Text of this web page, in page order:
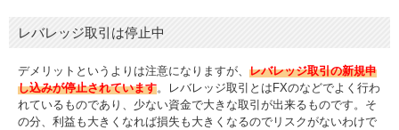
レバレッジ取引は停止中
デメリットというよりは注意になりますが、 レバレッジ取引の新規申
し込みが停止されています。レバレッジ取引とはFXのなどでよく行わ
れているものであり、少ない資金で大きな取引が出来るものです。そ
の分、利益も大きくなれば損失も大きくなるのでリスクがないわけで